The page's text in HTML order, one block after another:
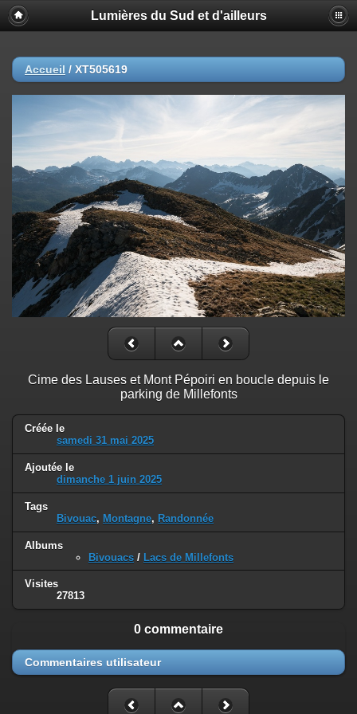
Lumières du Sud et d'ailleurs
Accueil / XT505619
Cime des Lauses et Mont Pépoiri en boucle depuis le
parking de Millefonts
Créée le
samedi 31 mai 2025
Ajoutée le
dimanche 1 juin 2025
Tags
Bivouac, Montagne, Randonnée
Albums
Bivouacs / Lacs de Millefonts
Visites
27813
0 commentaire
Commentaires utilisateur